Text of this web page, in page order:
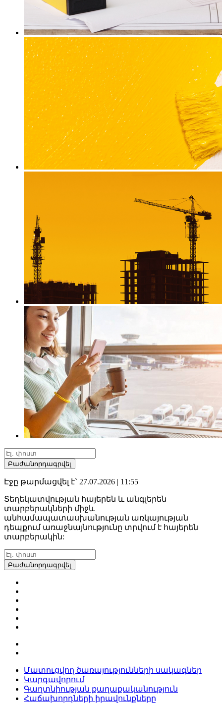
Բաժանորդագրվել
Էջը թարմացվել է` 27.07.2026 | 11:55
Տեղեկատվության հայերեն և անգլերեն
տարբերակների միջև
անհամապատասխանության առկայության
դեպքում առաջնայնությունը տրվում է հայերեն
տարբերակին:
Բաժանորդագրվել
Մատուցվող ծառայությունների սակագներ
Կարգավորում
Գաղտնիության քաղաքականություն
Հաճախորդների իրավունքները